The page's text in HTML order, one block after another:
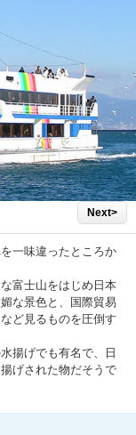
Next>
一味違ったところか
富士山をはじめ日本
な景色と、国際貿易
ど見るものを圧倒す
揚げでも有名で、日
げされた物だそうで